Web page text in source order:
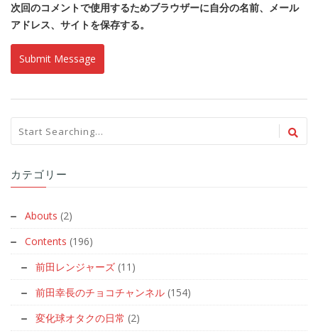
次回のコメントで使用するためブラウザーに自分の名前、メール
アドレス、サイトを保存する。
カテゴリー
Abouts (2)
Contents (196)
前田レンジャーズ (11)
前田幸長のチョコチャンネル (154)
変化球オタクの日常 (2)